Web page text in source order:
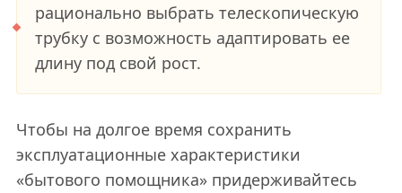
рационально выбрать телескопическую
трубку с возможность адаптировать ее
длину под свой рост.
Чтобы на долгое время сохранить
эксплуатационные характеристики
«бытового помощника» придерживайтесь